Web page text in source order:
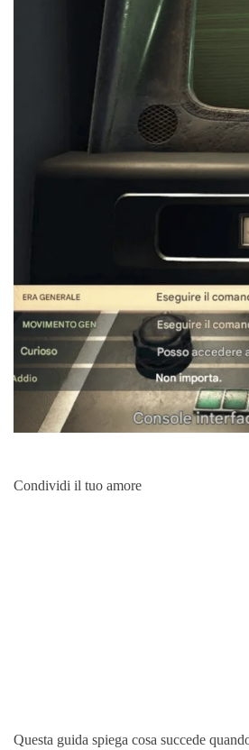
Condividi il tuo amore
Questa guida spiega cosa succede